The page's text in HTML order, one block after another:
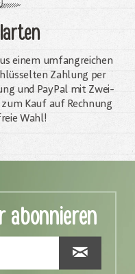
einem umfangreichen
Zahlung per
und PayPal mit Zwei-
Kauf auf Rechnung
Wahl!
abonnieren